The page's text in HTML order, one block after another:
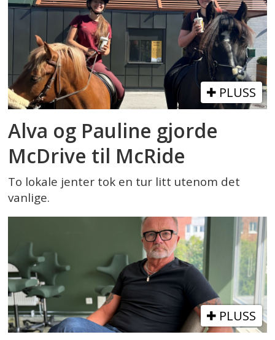
PLUSS
Alva og Pauline gjorde
McDrive til McRide
To lokale jenter tok en tur litt utenom det
vanlige.
PLUSS